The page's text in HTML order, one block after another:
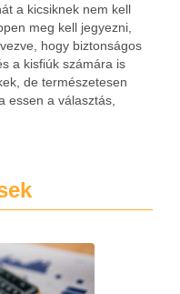
a kicsiknek nem kell
meg kell jegyezni,
hogy biztonságos
a kisfiúk számára is
de természetesen
essen a választás,